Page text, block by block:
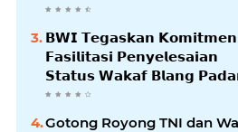
𝗕𝗹𝗮𝗻𝗴𝗽𝗮𝗱𝗮𝗻𝗴
𝗕𝗪𝗜 𝗧𝗲𝗴𝗮𝘀𝗸𝗮𝗻 𝗞𝗼𝗺𝗶𝘁𝗺𝗲𝗻
𝗙𝗮𝘀𝗶𝗹𝗶𝘁𝗮𝘀𝗶 𝗣𝗲𝗻𝘆𝗲𝗹𝗲𝘀𝗮𝗶𝗮𝗻
𝗦𝘁𝗮𝘁𝘂𝘀 𝗪𝗮𝗸𝗮𝗳 𝗕𝗹𝗮𝗻𝗴
Gotong Royong TNI dan